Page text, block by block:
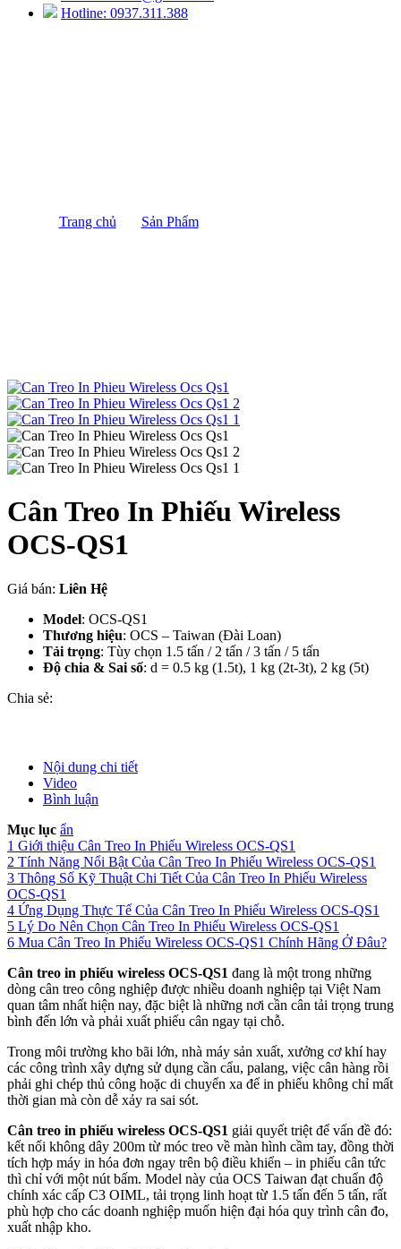
Hotline: 0937.311.388
Trang chủ/ Sản Phẩm/
Cân Treo In Phiếu Wireless
OCS-QS1
Giá bán: Liên Hệ
Model: OCS-QS1
Thương hiệu: OCS – Taiwan (Đài Loan)
Tải trọng: Tùy chọn 1.5 tấn / 2 tấn / 3 tấn / 5 tấn
Độ chia & Sai số: d = 0.5 kg (1.5t), 1 kg (2t-3t), 2 kg (5t)
Chia sẻ:
Nội dung chi tiết
Video
Bình luận
Mục lục ẩn
1 Giới thiệu Cân Treo In Phiếu Wireless OCS-QS1
2 Tính Năng Nổi Bật Của Cân Treo In Phiếu Wireless OCS-QS1
3 Thông Số Kỹ Thuật Chi Tiết Của Cân Treo In Phiếu Wireless
OCS-QS1
4 Ứng Dụng Thực Tế Của Cân Treo In Phiếu Wireless OCS-QS1
5 Lý Do Nên Chọn Cân Treo In Phiếu Wireless OCS-QS1
6 Mua Cân Treo In Phiếu Wireless OCS-QS1 Chính Hãng Ở Đâu?
Cân treo in phiếu wireless OCS-QS1 đang là một trong những
dòng cân treo công nghiệp được nhiều doanh nghiệp tại Việt Nam
quan tâm nhất hiện nay, đặc biệt là những nơi cần cân tải trọng trung
bình đến lớn và phải xuất phiếu cân ngay tại chỗ.
Trong môi trường kho bãi lớn, nhà máy sản xuất, xưởng cơ khí hay
các công trình xây dựng sử dụng cần cẩu, palang, việc cân hàng rồi
phải ghi chép thủ công hoặc di chuyển xa để in phiếu không chỉ mất
thời gian mà còn dễ xảy ra sai sót.
Cân treo in phiếu wireless OCS-QS1 giải quyết triệt để vấn đề đó:
kết nối không dây 200m từ móc treo về màn hình cầm tay, đồng thời
tích hợp máy in hóa đơn ngay trên bộ điều khiển – in phiếu cân tức
thì chỉ với một nút bấm. Model này của OCS Taiwan đạt chuẩn độ
chính xác cấp C3 OIML, tải trọng linh hoạt từ 1.5 tấn đến 5 tấn, rất
phù hợp cho các doanh nghiệp muốn hiện đại hóa quy trình cân đo,
xuất nhập kho.